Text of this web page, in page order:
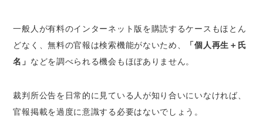
一般人が有料のインターネット版を購読するケースもほとん
どなく、無料の官報は検索機能がないため、
「個人再生＋氏
名」 などを調べられる機会もほぼありません。
裁判所公告を日常的に見ている人が知り合いにいなければ、
官報掲載を過度に意識する必要はないでしょう。